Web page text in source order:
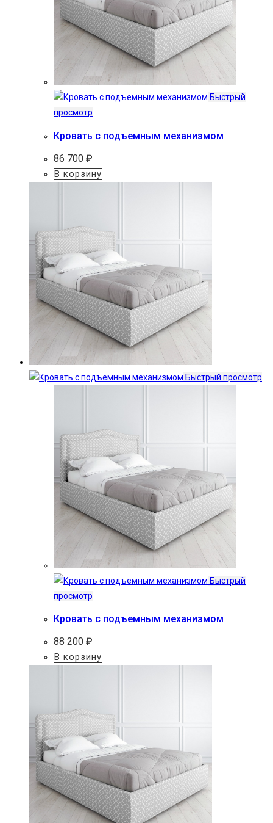
Быстрый
просмотр
Кровать с подъемным механизмом
86 700 ₽
В корзину
Быстрый просмотр
Быстрый
просмотр
Кровать с подъемным механизмом
88 200 ₽
В корзину